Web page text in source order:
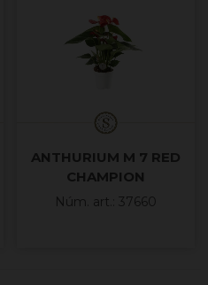
ANTHURIUM M 7 RED
CHAMPION
Núm. art.: 37660